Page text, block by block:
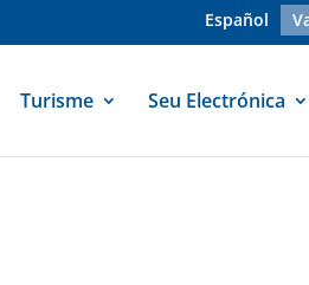
Español
Turisme Seu Electrónica